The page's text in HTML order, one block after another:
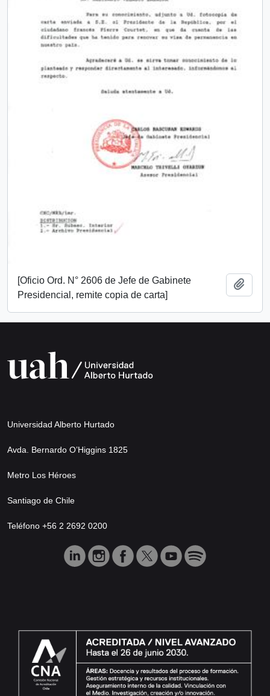
[Oficio Ord. N° 2606 de Jefe de Gabinete
Presidencial, remite copia de carta]
Universidad Alberto Hurtado
Avda. Bernardo O’Higgins 1825
Metro Los Héroes
Santiago de Chile
Teléfono +56 2 2692 0200